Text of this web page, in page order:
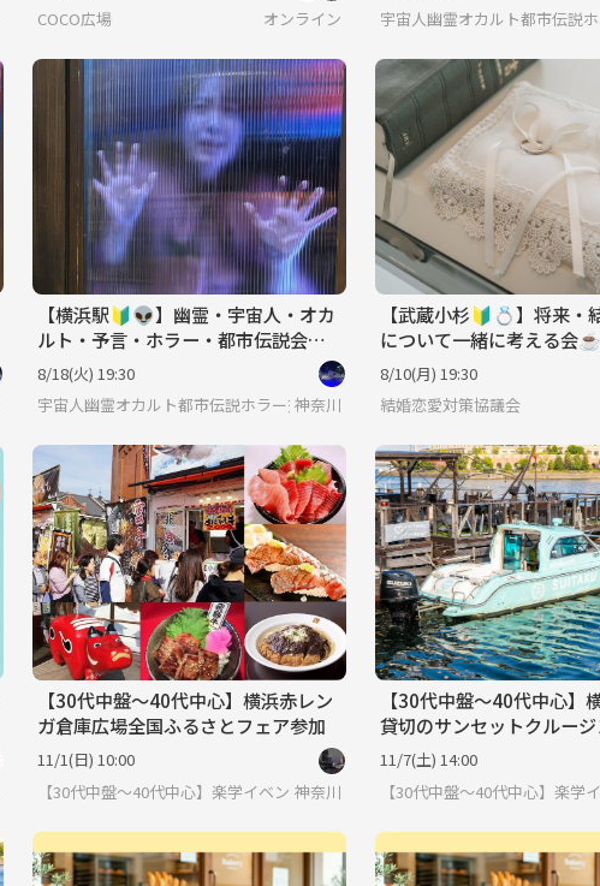
COCO広場
オンライン
宇宙人幽霊オカルト都市伝説
【横浜駅🔰👽】幽霊・宇宙人・オカ
ルト・予言・ホラー・都市伝説会☕️
途中参加可♪
8/18(火) 19:30
宇宙人幽霊オカルト都市伝説ホラー交流会
神奈川
【武蔵小杉🔰💍】将来・
について一緒に考える会
可♪20代〜40代✨
8/10(月) 19:30
結婚恋愛対策協議会
【30代中盤〜40代中心】横浜赤レン
ガ倉庫広場全国ふるさとフェア参加
11/1(日) 10:00
【30代中盤〜40代中心】楽学イベント・勉強会コミュニティ
神奈川
【30代中盤〜40代中心】
貸切のサンセットクルー
11/7(土) 14:00
【30代中盤〜40代中心】楽